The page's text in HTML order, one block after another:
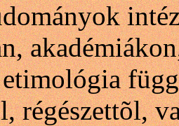
régészettõl,